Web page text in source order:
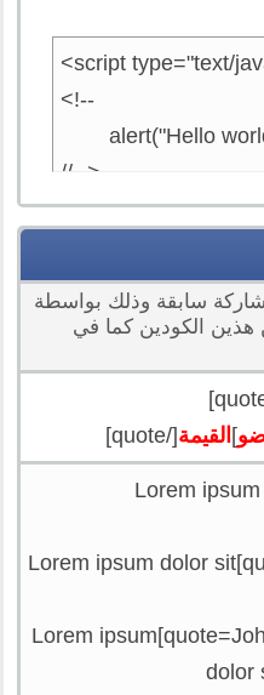
<script type="text/
<!--
//-->
</script>
سابقة وذلك بواسطة
هذين الكودين كما في
] القيمة[/quote]
[quote]Lorem
[quote=John Doe]Lorem ipsum dolor sit
[quote=John Doe;996929]Lorem ipsum
dolor